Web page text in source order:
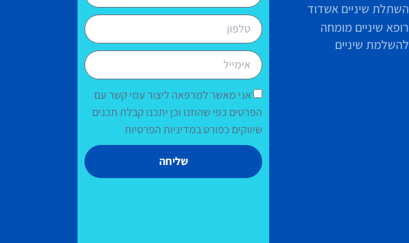
השתלת שיניים אשדוד
רופא שיניים מומחה
להשלמת שיניים
אני מאשר למרפאה ליצור עמי קשר עם
הפרטים כפי שהוזנו וכן יתכנו קבלת תכנים
שיווקים כפורט במדיניות הפרטיות
שליחה